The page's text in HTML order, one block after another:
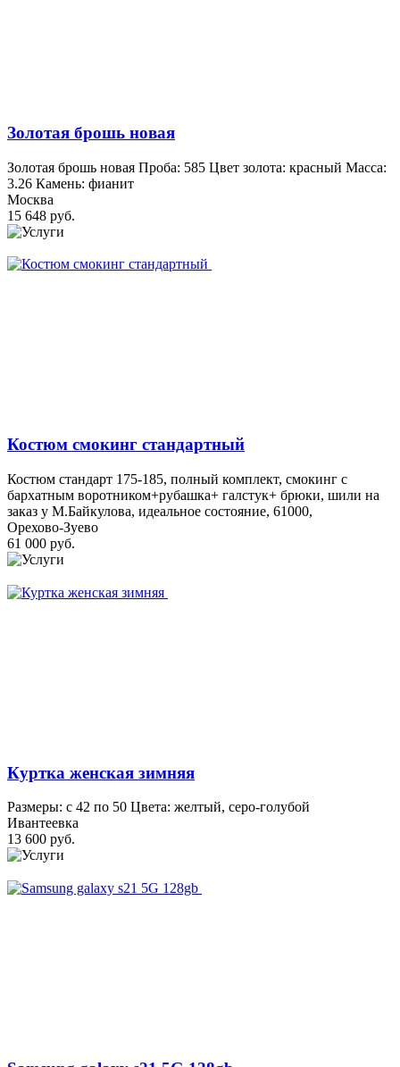
Золотая брошь новая
Золотая брошь новая Проба: 585 Цвет золота: красный Масса:
3.26 Камень: фианит
Москва
15 648 руб.
Костюм смокинг стандартный
Костюм стандарт 175-185, полный комплект, смокинг с
бархатным воротником+рубашка+ галстук+ брюки, шили на
заказ у М.Байкулова, идеальное состояние, 61000,
Орехово-Зуево
61 000 руб.
Куртка женская зимняя
Размеры: с 42 по 50 Цвета: желтый, серо-голубой
Ивантеевка
13 600 руб.